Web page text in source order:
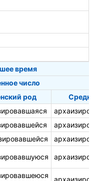
время
число
род